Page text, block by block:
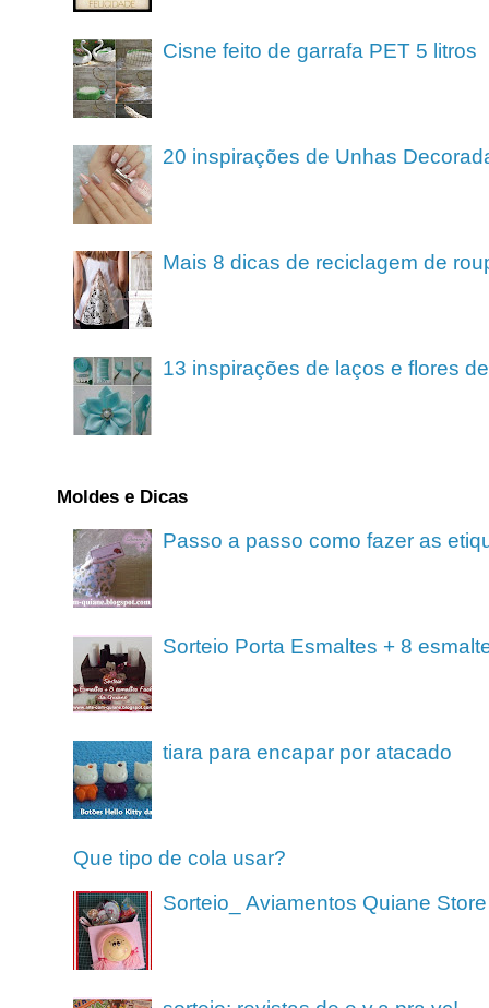
Cisne feito de garrafa PET 5 litros
20 inspirações de Unhas
Mais 8 dicas de reciclagem de
13 inspirações de laços e flores
Moldes e Dicas
Passo a passo como fazer as
Sorteio Porta Esmaltes + 8
tiara para encapar por atacado
Que tipo de cola usar?
Sorteio_ Aviamentos Quiane Store